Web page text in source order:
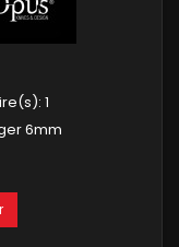
1
6mm